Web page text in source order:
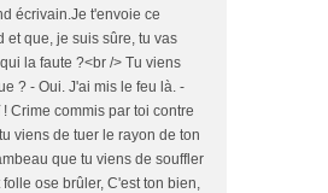
écrivain.Je t'envoie ce
et que, je suis sûre, tu vas
la faute ?<br /> Tu viens
? - Oui. J'ai mis le feu là. -
Crime commis par toi contre
viens de tuer le rayon de ton
que tu viens de souffler
ose brûler, C'est ton bien,